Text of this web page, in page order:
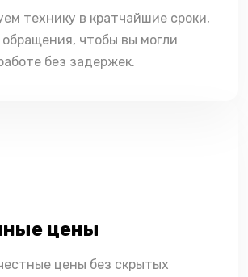
технику в кратчайшие сроки,
обращения, чтобы вы могли
без задержек.
цены
цены без скрытых